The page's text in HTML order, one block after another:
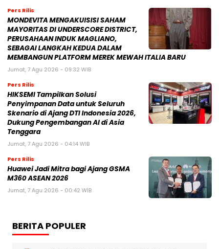
Pers Rilis
MONDEVITA MENGAKUISISI SAHAM
MAYORITAS DI UNDERSCORE DISTRICT,
PERUSAHAAN INDUK MAGLIANO,
SEBAGAI LANGKAH KEDUA DALAM
MEMBANGUN PLATFORM MEREK MEWAH ITALIA BARU
Jumat, 7 Agu 2026 - 09:32 WIB
Pers Rilis
HIKSEMI Tampilkan Solusi
Penyimpanan Data untuk Seluruh
Skenario di Ajang DTI Indonesia 2026,
Dukung Pengembangan AI di Asia
Tenggara
Jumat, 7 Agu 2026 - 04:14 WIB
Pers Rilis
Huawei Jadi Mitra bagi Ajang GSMA
M360 ASEAN 2026
Jumat, 7 Agu 2026 - 00:42 WIB
BERITA POPULER